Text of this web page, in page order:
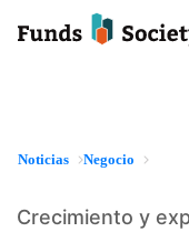
Noticias Negocio
Crecimiento y